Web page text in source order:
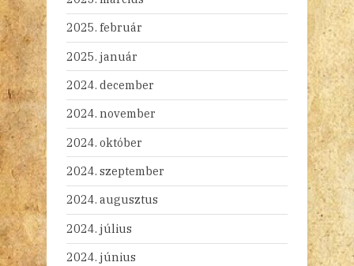
2025. február
2025. január
2024. december
2024. november
2024. október
2024. szeptember
2024. augusztus
2024. július
2024. június